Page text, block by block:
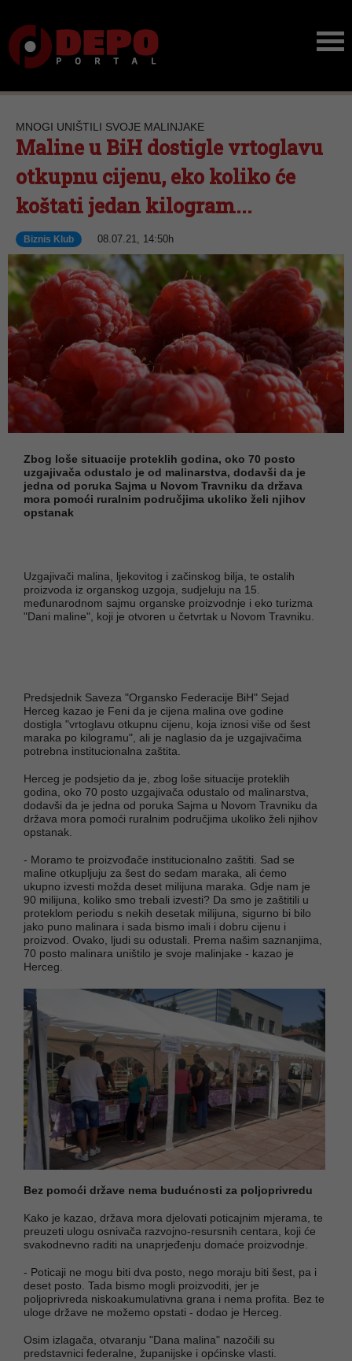
MNOGI UNIŠTILI SVOJE MALINJAKE
Maline u BiH dostigle vrtoglavu
otkupnu cijenu, eko koliko će
koštati jedan kilogram...
Biznis Klub 08.07.21, 14:50h
Zbog loše situacije proteklih godina, oko 70 posto
uzgajivača odustalo je od malinarstva, dodavši da je
jedna od poruka Sajma u Novom Travniku da država
mora pomoći ruralnim područjima ukoliko želi njihov
opstanak
Uzgajivači malina, ljekovitog i začinskog bilja, te ostalih
proizvoda iz organskog uzgoja, sudjeluju na 15.
međunarodnom sajmu organske proizvodnje i eko turizma
"Dani maline", koji je otvoren u četvrtak u Novom Travniku.
Predsjednik Saveza "Organsko Federacije BiH" Sejad
Herceg kazao je Feni da je cijena malina ove godine
dostigla "vrtoglavu otkupnu cijenu, koja iznosi više od šest
maraka po kilogramu", ali je naglasio da je uzgajivačima
potrebna institucionalna zaštita.
Herceg je podsjetio da je, zbog loše situacije proteklih
godina, oko 70 posto uzgajivača odustalo od malinarstva,
dodavši da je jedna od poruka Sajma u Novom Travniku da
država mora pomoći ruralnim područjima ukoliko želi njihov
opstanak.
- Moramo te proizvođače institucionalno zaštiti. Sad se
maline otkupljuju za šest do sedam maraka, ali ćemo
ukupno izvesti možda deset milijuna maraka. Gdje nam je
90 milijuna, koliko smo trebali izvesti? Da smo je zaštitili u
proteklom periodu s nekih desetak milijuna, sigurno bi bilo
jako puno malinara i sada bismo imali i dobru cijenu i
proizvod. Ovako, ljudi su odustali. Prema našim saznanjima,
70 posto malinara uništilo je svoje malinjake - kazao je
Herceg.
Bez pomoći države nema budućnosti za poljoprivredu
Kako je kazao, država mora djelovati poticajnim mjerama, te
preuzeti ulogu osnivača razvojno-resursnih centara, koji će
svakodnevno raditi na unaprjeđenju domaće proizvodnje.
- Poticaji ne mogu biti dva posto, nego moraju biti šest, pa i
deset posto. Tada bismo mogli proizvoditi, jer je
poljoprivreda niskoakumulativna grana i nema profita. Bez te
uloge države ne možemo opstati - dodao je Herceg.
Osim izlagača, otvaranju "Dana malina" nazočili su
predstavnici federalne, županijske i općinske vlasti.